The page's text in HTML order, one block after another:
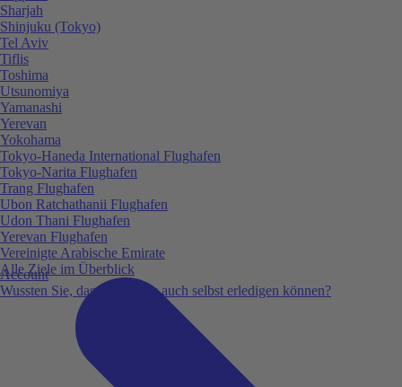
Account
Wussten Sie, dass Sie vieles auch selbst erledigen können?
Sharjah
Shinjuku (Tokyo)
Tel Aviv
Tiflis
Toshima
Utsunomiya
Yamanashi
Yerevan
Yokohama
Tokyo-Haneda International Flughafen
Tokyo-Narita Flughafen
Trang Flughafen
Ubon Ratchathanii Flughafen
Udon Thani Flughafen
Yerevan Flughafen
Vereinigte Arabische Emirate
Alle Ziele im Überblick